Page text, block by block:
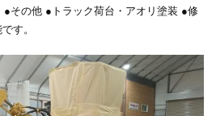
その他 ●トラック荷台・アオリ塗装 ●修
す。